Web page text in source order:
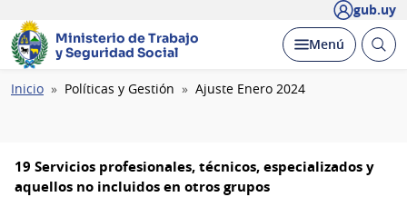
gub.uy
Ministerio de Trabajo
y Seguridad Social
Desplegar
Menú Abrir
Ruta
Inicio Políticas y Gestión Ajuste Enero 2024
19 Servicios profesionales, técnicos, especializados y
aquellos no incluidos en otros grupos